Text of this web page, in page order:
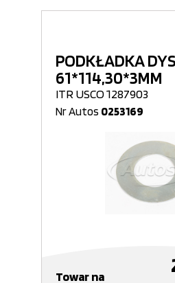
PODKŁADKA
61*114,30*3MM
ITR USCO 1287903
Nr Autos 0253169
Towar na